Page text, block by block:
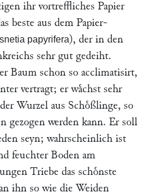
ihr vortreffliches Papier
beste aus dem Papier-
papyrifera), der in den
sehr gut gedeiht.
Baum schon so acclimatisirt,
vertragt; er waͤchst sehr
Wurzel aus Schoͤßlinge, so
gezogen werden kann. Er soll
seyn; wahrscheinlich ist
feuchter Boden am
Triebe das schoͤnste
ihn so wie die Weiden